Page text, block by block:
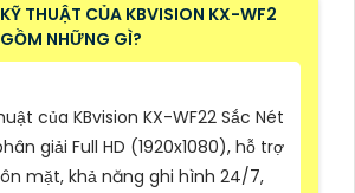
THUẬT CỦA KBVISION KX-WF2
NHỮNG GÌ?
của KBvision KX-WF22 Sắc Nét
giải Full HD (1920x1080), hỗ trợ
mặt, khả năng ghi hình 24/7,